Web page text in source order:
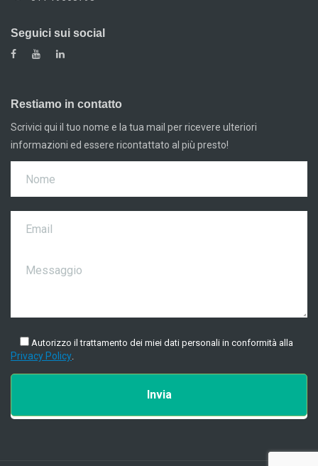
Seguici sui social
Restiamo in contatto
Scrivici qui il tuo nome e la tua mail per ricevere ulteriori
informazioni ed essere ricontattato al più presto!
Autorizzo il trattamento dei miei dati personali in conformità alla
Privacy Policy.